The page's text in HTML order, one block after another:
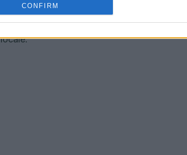
CONFIRM per contrastare il fenomeno
promuovendo una nuova economia che sia